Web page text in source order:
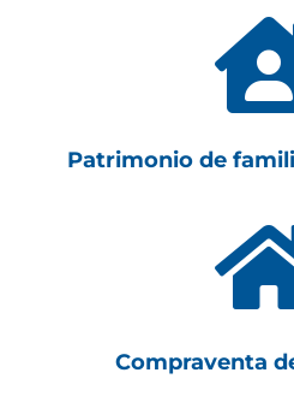
Patrimonio de
Compraventa